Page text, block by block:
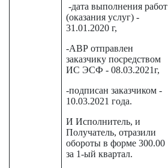
-дата выполнения работ
(оказания услуг) -
31.01.2020 г,
-АВР отправлен
заказчику посредством
ИС ЭСФ - 08.03.2021г,
-подписан заказчиком -
10.03.2021 года.
И Исполнитель, и
Получатель, отразили
обороты в форме 300.00
за 1-ый квартал.